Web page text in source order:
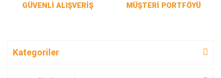
GÜVENLİ ALIŞVERİŞ MÜŞTERİ PORTFÖYÜ
Kategoriler